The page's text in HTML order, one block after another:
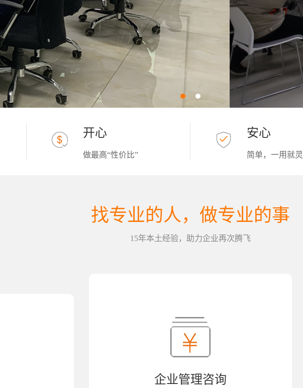
开心
做最高“性价比”
安心
简单，一用就灵
找专业的人，做专业的事
15年本土经验，助力企业再次腾飞
企业管理咨询